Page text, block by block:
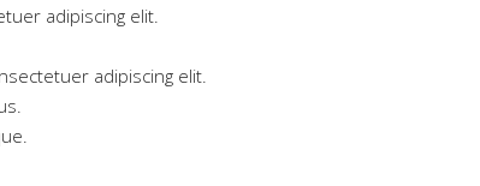
adipiscing elit.
adipiscing elit.